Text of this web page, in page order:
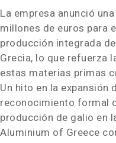
La empresa anunció
millones de euros para
producción integrada
Grecia, lo que refuerza
estas materias primas
Un hito en la expansión
reconocimiento formal
producción de galio en
Aluminium of Greece